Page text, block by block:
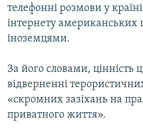
Усі сайти RFE/RL
телефонні розмови у
інтернету американських
іноземцями.
За його словами, цінність
відверненні
«скромних зазіхань на
приватного життя».